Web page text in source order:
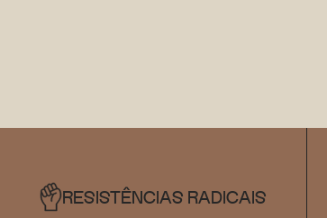
RESISTÊNCIAS RADICAIS